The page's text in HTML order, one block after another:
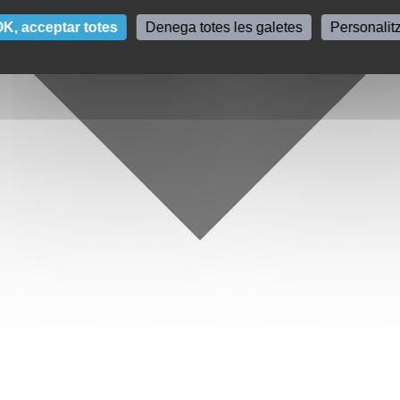
acceptar totes Denega totes les galetes